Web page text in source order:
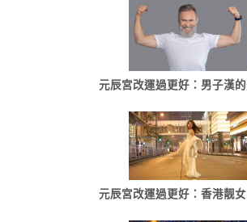
元辰宮改運過更好：男子漢
元辰宮改運過更好：香港靓